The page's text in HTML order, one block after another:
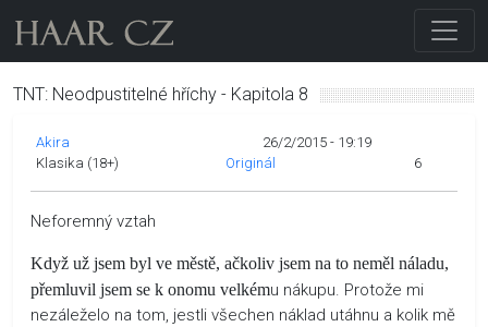
TNT: Neodpustitelné hříchy - Kapitola 8
Akira
26/2/2015 - 19:19
Klasika (18+)
Originál 6
Neforemný vztah
Když už jsem byl ve městě, ačkoliv jsem na to neměl náladu,
přemluvil jsem se k onomu velkému nákupu. Protože mi
nezáleželo na tom, jestli všechen náklad utáhnu a kolik mě